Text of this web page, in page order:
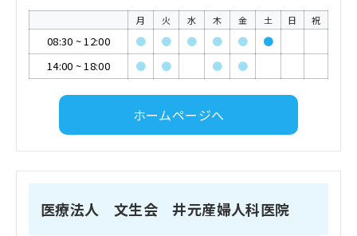
月 火 水 木 金 土 日 祝
08:30 ~12:00 ● ● ● ● ●
●
14:00 ~18:00 ● ● ● ●
ホームページへ
医療法人 文生会 井元産婦人科医院